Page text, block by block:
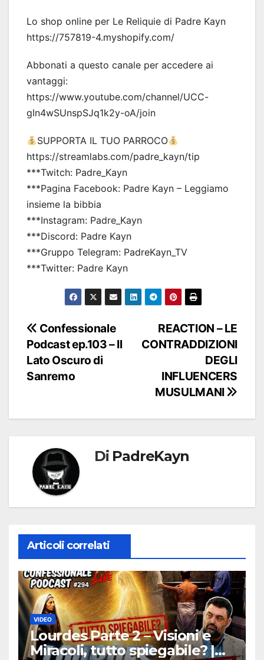
Lo shop online per Le Reliquie di Padre Kayn
https://757819-4.myshopify.com/
Abbonati a questo canale per accedere ai
vantaggi:
https://www.youtube.com/channel/UCC-
gIn4wSUnspSJq1k2y-oA/join
SUPPORTA IL TUO PARROCO
https://streamlabs.com/padre_kayn/tip
***Twitch: Padre_Kayn
***Pagina Facebook: Padre Kayn – Leggiamo
insieme la bibbia
***Instagram: Padre_Kayn
***Discord: Padre Kayn
***Gruppo Telegram: PadreKayn_TV
***Twitter: Padre Kayn
Navigazione
articoli
REACTION – LE
CONTRADDIZIONI
DEGLI
INFLUENCERS
MUSULMANI
Confessionale
Podcast ep.103 – Il
Lato Oscuro di
Sanremo
Di PadreKayn
Articoli correlati
VIDEO
Lourdes Parte 2 – Visioni e
Miracoli, tutto spiegabile? |